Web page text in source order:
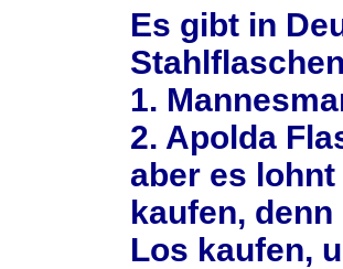
Es gibt in
1.
2. Apolda
aber es
kaufen,
Los kaufen,